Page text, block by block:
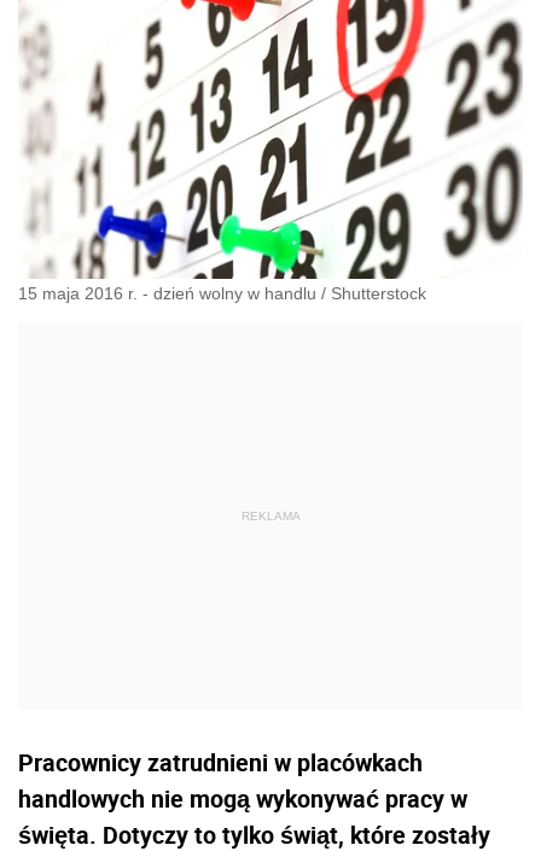
15 maja 2016 r. - dzień wolny w handlu / Shutterstock
Pracownicy zatrudnieni w placówkach
handlowych nie mogą wykonywać pracy w
święta. Dotyczy to tylko świąt, które zostały